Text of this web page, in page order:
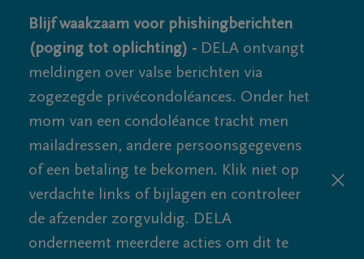
Blijf waakzaam voor phishingberichten
(poging tot oplichting) - DELA ontvangt
meldingen over valse berichten via
zogezegde privécondoléances. Onder het
mom van een condoléance tracht men
mailadressen, andere persoonsgegevens
of een betaling te bekomen. Klik niet op
verdachte links of bijlagen en controleer
de afzender zorgvuldig. DELA
onderneemt meerdere acties om dit te